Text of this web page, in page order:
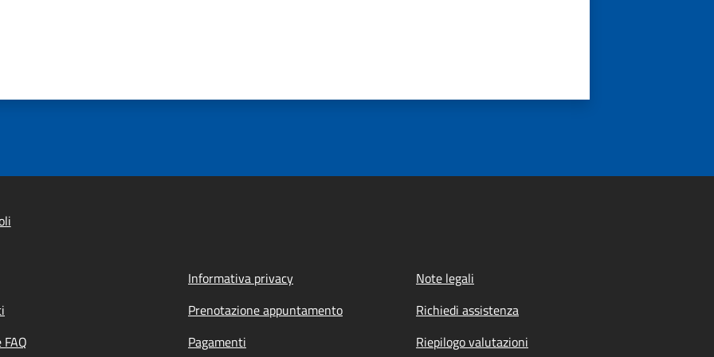
Informativa privacy
Note legali
Prenotazione appuntamento
Richiedi assistenza
Pagamenti Riepilogo valutazioni